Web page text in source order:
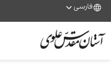
فارسی